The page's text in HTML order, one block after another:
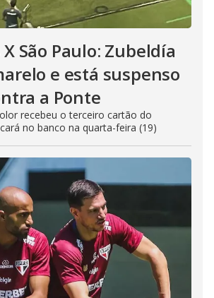
São Paulo: Zubeldía
e está suspenso
a Ponte
recebeu o terceiro cartão do
no banco na quarta-feira (19)